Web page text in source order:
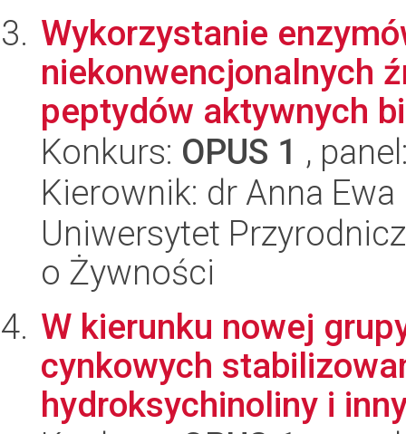
Wykorzystanie
niekonwencjonalnych
peptydów aktywnych
Konkurs: OPUS 1 ,
Kierownik: dr Anna
Uniwersytet
o Żywności
W kierunku nowej
cynkowych
hydroksychinoliny i